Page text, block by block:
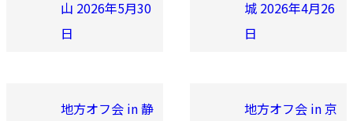
山 2026年5月30
日
城 2026年4月26
日
地方オフ会 in 静
地方オフ会 in 京